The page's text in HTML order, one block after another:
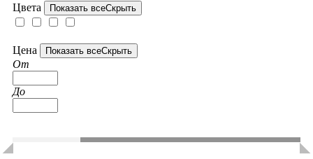
Цвета Показать всеСкрыть
Цена Показать всеСкрыть
От
До